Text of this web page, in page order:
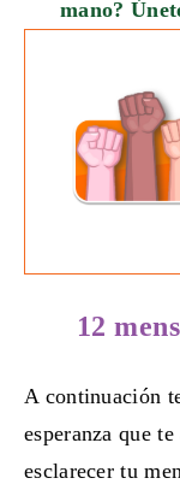
mano?
12
A continuación
esperanza que
esclarecer tu